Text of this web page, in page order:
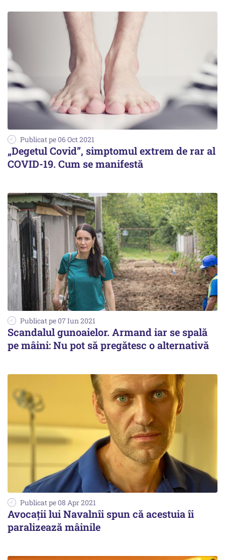
Publicat pe 06 Oct 2021
„Degetul Covid”, simptomul extrem de rar al
COVID-19. Cum se manifestă
Publicat pe 07 Iun 2021
Scandalul gunoaielor. Armand iar se spală
pe mâini: Nu pot să pregătesc o alternativă
Publicat pe 08 Apr 2021
Avocații lui Navalnîi spun că acestuia îi
paralizează mâinile